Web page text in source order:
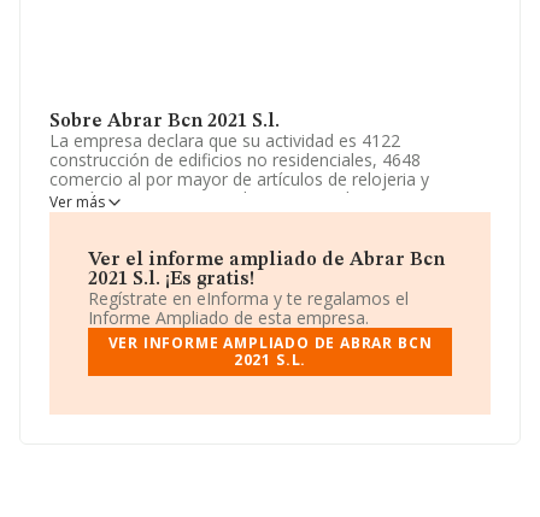
Sobre Abrar Bcn 2021 S.l.
La empresa declara que su actividad es 4122
construcción de edificios no residenciales, 4648
comercio al por mayor de artículos de relojeria y
joyería, 4754 comercio al por menor de aparatos
electrodomesticos en establecimientos especializados,
Limitada. Clasifica su actividad CNAE como
'Construcción de edificios no residenciales', código
4102. La compañía no tiene actividad en mercados
exteriores.
La empresaAbrar Bcn 2021 S.L, NIF B67789354, está
situada en Calle Sant Marc núm. 9 P. 4 Pta. 1, (08918),
Cataluña.
Ver más
Ver el informe ampliado de Abrar Bcn
2021 S.l. ¡Es gratis!
Regístrate en eInforma y te regalamos el
Informe Ampliado de esta empresa.
VER INFORME AMPLIADO DE ABRAR BCN
2021 S.L.